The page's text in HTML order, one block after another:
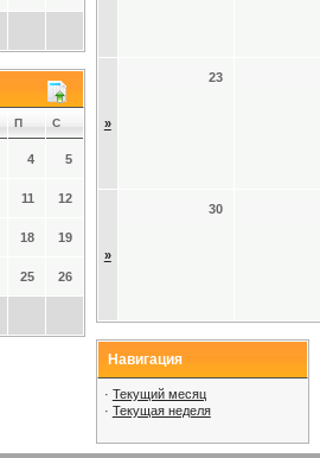
П С
4 5
11 12
18 19
25 26
»
23
»
30
Навигация
· Текущий месяц
· Текущая неделя